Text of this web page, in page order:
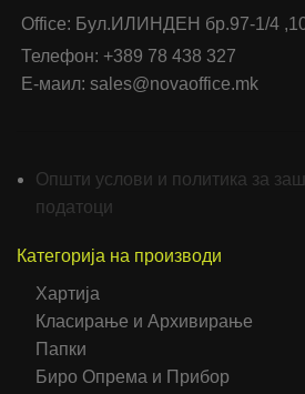
Office: Бул.ИЛИНДЕН бр.97-1/4
Телефон: +389 78 438 327
Е-маил: sales@novaoffice.mk
Општи услови и политика за
податоци
Категорија на производи
Хартија
Класирање и Архивирање
Папки
Биро Опрема и Прибор